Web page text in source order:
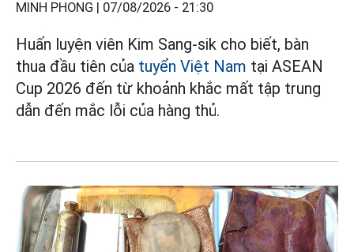
MINH PHONG | 07/08/2026 - 21:30
Huấn luyện viên Kim Sang-sik cho biết, bàn
thua đầu tiên của tuyển Việt Nam tại ASEAN
Cup 2026 đến từ khoảnh khắc mất tập trung
dẫn đến mắc lỗi của hàng thủ.